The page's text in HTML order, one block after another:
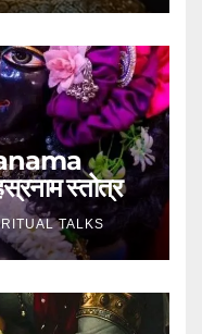
स्तोत्र
TALKS